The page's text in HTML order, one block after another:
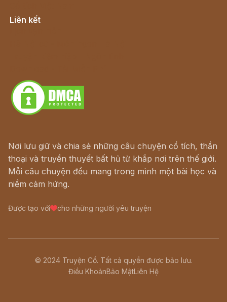
Liên kết
Nơi lưu giữ và chia sẻ những câu chuyện cổ tích, thần
thoại và truyền thuyết bất hủ từ khắp nơi trên thế giới.
Mỗi câu chuyện đều mang trong mình một bài học và
niềm cảm hứng.
Được tạo với cho những người yêu truyện
© 2024 Truyện Cổ. Tất cả quyền được bảo lưu.
Điều KhoảnBảo MậtLiên Hệ